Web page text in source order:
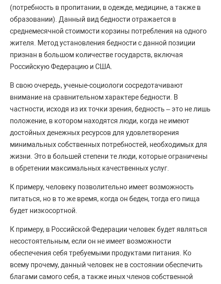
(потребность в пропитании, в одежде, медицине, а также в
образовании). Данный вид бедности отражается в
среднемесячной стоимости корзины потребления на одного
жителя. Метод установления бедности с данной позиции
признан в большом количестве государств, включая
Российскую Федерацию и США.
В свою очередь, ученые-социологи сосредотачивают
внимание на сравнительном характере бедности. В
частности, исходя из их точки зрения, бедность – это не лишь
положение, в котором находятся люди, когда не имеют
достойных денежных ресурсов для удовлетворения
минимальных собственных потребностей, необходимых для
жизни. Это в большей степени те люди, которые ограничены
в обретении максимальных качественных услуг.
К примеру, человеку позволительно имеет возможность
питаться, но в то же время, когда он беден, тогда его пища
будет низкосортной.
К примеру, в Российской Федерации человек будет являться
несостоятельным, если он не имеет возможности
обеспечения себя требуемыми продуктами питания. Ко
всему прочему, данный человек не в состоянии обеспечить
благами самого себя, а также иных членов собственной